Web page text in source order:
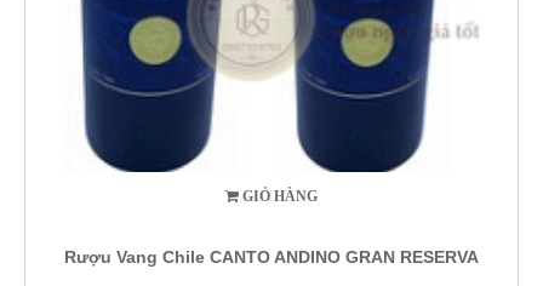
GIỎ HÀNG
Rượu Vang Chile CANTO ANDINO GRAN RESERVA